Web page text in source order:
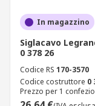
In magazzino
Siglacavo
0 378 26
Codice RS 170-3570
Codice costruttore 0
Prezzo per 1